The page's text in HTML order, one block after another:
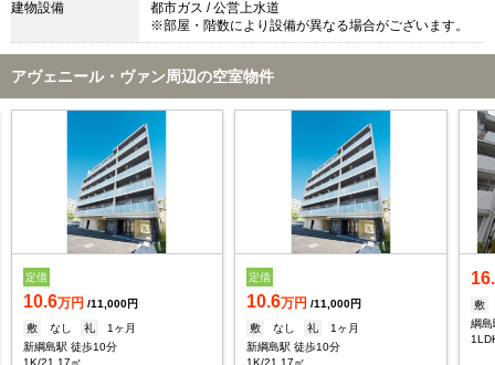
建物設備
都市ガス / 公営上水道
※部屋・階数により設備が異なる場合がございます。
アヴェニール・ヴァン周辺の空室物件
定借
10.6万円 /11,000円
敷
なし 礼
1ヶ月
新綱島駅 徒歩10分
1K/21.17㎡
定借
10.6万円 /11,000円
敷
なし 礼
1ヶ月
新綱島駅 徒歩10分
1K/21.17㎡
敷
綱